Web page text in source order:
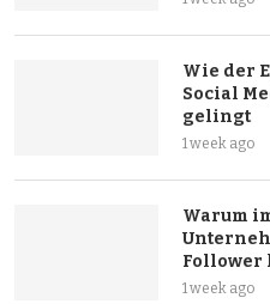
Wie der
Social
gelingt
1 week ago
Warum
Follower
1 week ago